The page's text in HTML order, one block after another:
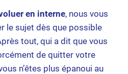
en interne, nous vous
le sujet dès que possible
tout, qui a dit que vous
de quitter votre
n’êtes plus épanoui au